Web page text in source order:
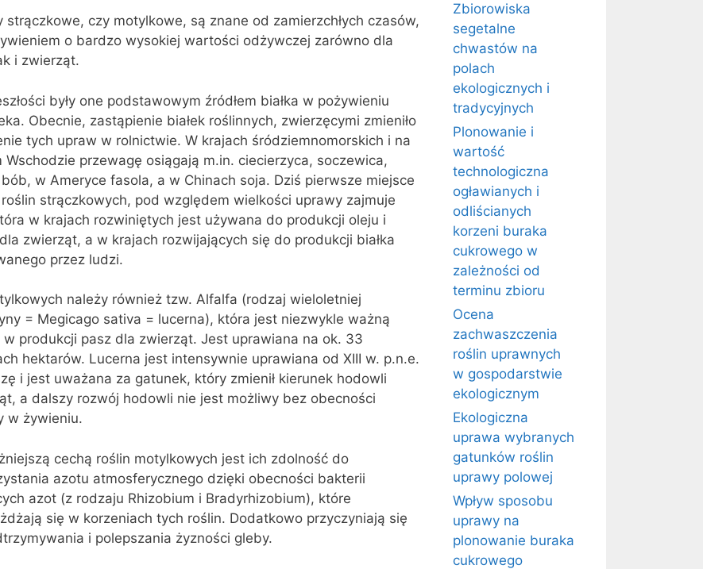
strączkowe, czy motylkowe, są znane od zamierzchłych czasów,
o bardzo wysokiej wartości odżywczej zarówno dla
i zwierząt.
były one podstawowym źródłem białka w pożywieniu
Obecnie, zastąpienie białek roślinnych, zwierzęcymi zmieniło
tych upraw w rolnictwie. W krajach śródziemnomorskich i na
Wschodzie przewagę osiągają m.in. ciecierzyca, soczewica,
w Ameryce fasola, a w Chinach soja. Dziś pierwsze miejsce
strączkowych, pod względem wielkości uprawy zajmuje
w krajach rozwiniętych jest używana do produkcji oleju i
zwierząt, a w krajach rozwijających się do produkcji białka
przez ludzi.
należy również tzw. Alfalfa (rodzaj wieloletniej
= Megicago sativa = lucerna), która jest niezwykle ważną
w produkcji pasz dla zwierząt. Jest uprawiana na ok. 33
hektarów. Lucerna jest intensywnie uprawiana od XIII w. p.n.e.
i jest uważana za gatunek, który zmienił kierunek hodowli
a dalszy rozwój hodowli nie jest możliwy bez obecności
w żywieniu.
cechą roślin motylkowych jest ich zdolność do
azotu atmosferycznego dzięki obecności bakterii
azot (z rodzaju Rhizobium i Bradyrhizobium), które
się w korzeniach tych roślin. Dodatkowo przyczyniają się
i polepszania żyzności gleby.
Zbiorowiska
segetalne
chwastów na
polach
ekologicznych i
tradycyjnych
Plonowanie i
wartość
technologiczna
ogławianych i
odliścianych
korzeni buraka
cukrowego w
zależności od
terminu zbioru
Ocena
zachwaszczenia
roślin uprawnych
w gospodarstwie
ekologicznym
Ekologiczna
uprawa wybranych
gatunków roślin
uprawy polowej
Wpływ sposobu
uprawy na
plonowanie buraka
cukrowego